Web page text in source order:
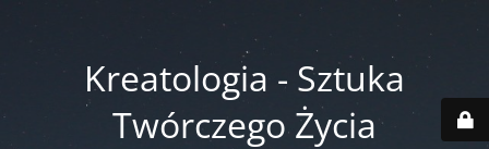
Kreatologia - Sztuka
Twórczego Życia